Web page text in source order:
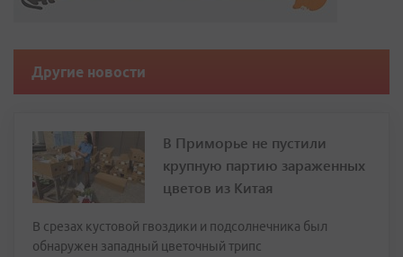
Другие новости
В Приморье не пустили
крупную партию зараженных
цветов из Китая
В срезах кустовой гвоздики и подсолнечника был
обнаружен западный цветочный трипс